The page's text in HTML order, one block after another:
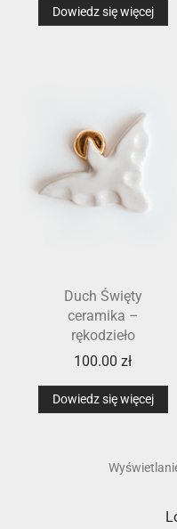
Dowiedz się więcej
Duch Święty
ceramika –
rękodzieło
100.00 zł
Dowiedz się więcej